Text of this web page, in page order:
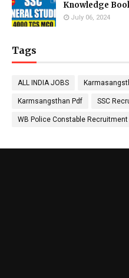
Knowledge
July 06, 2024
Tags
ALL INDIA JOBS
Karmsangsthan Pdf SSC
WB Police Constable Recruitment